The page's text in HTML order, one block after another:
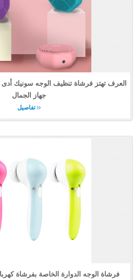
العرف تهتز فرشاة تنظيف الوجه سونيك أدى
جهاز الجمال
تفاصيل
فرشاة الوجه الدوارة الخاصة بفرشاة